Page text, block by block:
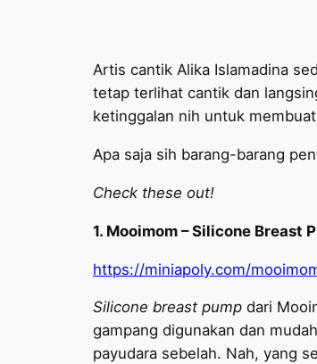
Artis cantik Alika Islamadina
tetap terlihat cantik dan
ketinggalan nih untuk
Apa saja sih barang-barang
Check these out!
1. Mooimom – Silicone Breast
https://miniapoly.com/
Silicone breast pump dari
gampang digunakan dan
payudara sebelah. Nah, yang